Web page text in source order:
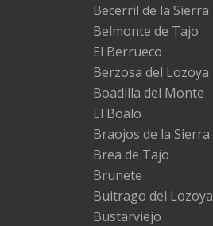
Becerril de la Sierra
Belmonte de Tajo
El Berrueco
Berzosa del Lozoya
Boadilla del Monte
El Boalo
Braojos de la Sierra
Brea de Tajo
Brunete
Buitrago del Lozoya
Bustarviejo